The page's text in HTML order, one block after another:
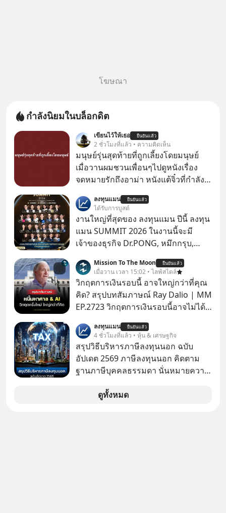
โฆษณา
กำลังนิยมในบล็อกดิต
เขียนไว้ให้เธอ ยืนยันแล้ว
2 ชั่วโมงที่แล้ว • ความคิดเห็น
มนุษย์รุ่นสุดท้ายที่ถูกเลี้ยงโดยมนุษย์
เมื่อวานผมชวนเพื่อนๆไปดูหนังเรื่อง
จดหมายรักถึงอาม่า หนังแต้จิ๋วที่กำลัง
ป๊าผมเห็นโปสเตอร์หนังเรื่องนี้หลาย
เดือนก่อนและอยากดูมาก ด้วยเพราะว่า
อากงก็มาจากเมืองจีน ป๊าก็พูดแต้จิ๋วได้
มีเรื่องราวมีความผูกพันที่ได้ยินตั้งแต่
ลงทุนแมน ยืนยันแล้ว
ได้รับการบูสต์
งานใหญ่ที่สุดของ ลงทุนแมน ปีนี้ ลงทุน
แมน SUMMIT 2026 ในงานนี้จะมี
เจ้าของธุรกิจ Dr.PONG, หมึกกรุบ,
Fastwork, MizuMi, KARMART, อิชิตัน
มาแชร์ความรู้การสร้างธุรกิจ
Mission To The Moon ยืนยันแล้ว
เมื่อวาน เวลา 15:02 • ไลฟ์สไตล์
วิกฤตการเงินรอบนี้ อาจใหญ่กว่าที่คุณ
คิด? สรุปบทสัมภาษณ์ Ray Dalio | MM
EP.2723 วิกฤตการเงินรอบนี้อาจไม่ได้
Dalio ชายผู้เคยทำนายวิกฤตเศรษฐกิจ
มาแล้วหลายต่อหลายครั้ง ออกมาส่ง
สัญญาณเตือนระเบิดเวลาลูกใหม่ที่
กำลังก่อตัวขึ้น จาก "ระเบิดหนี้สิน
มหาศาล" ผสานเข้ากับ "ฟองสบู่กระแส
AI" ที่ผู้คนกำลังแห่ไล่ราคาอย่างบ้าคลั่ง
บทเรียนจากประวัติศาสตร์ 500 ปี บอก
ลงทุนแมน ยืนยันแล้ว
4 ชั่วโมงที่แล้ว • หุ้น & เศรษฐกิจ
สรุปวิธีบริหารภาษีลงทุนนอก ฉบับ
อัปเดต 2569 ภาษีลงทุนนอก คิดตาม
ฐานภาษีบุคคลธรรมดา นั่นหมายความ
ดูทั้งหมด